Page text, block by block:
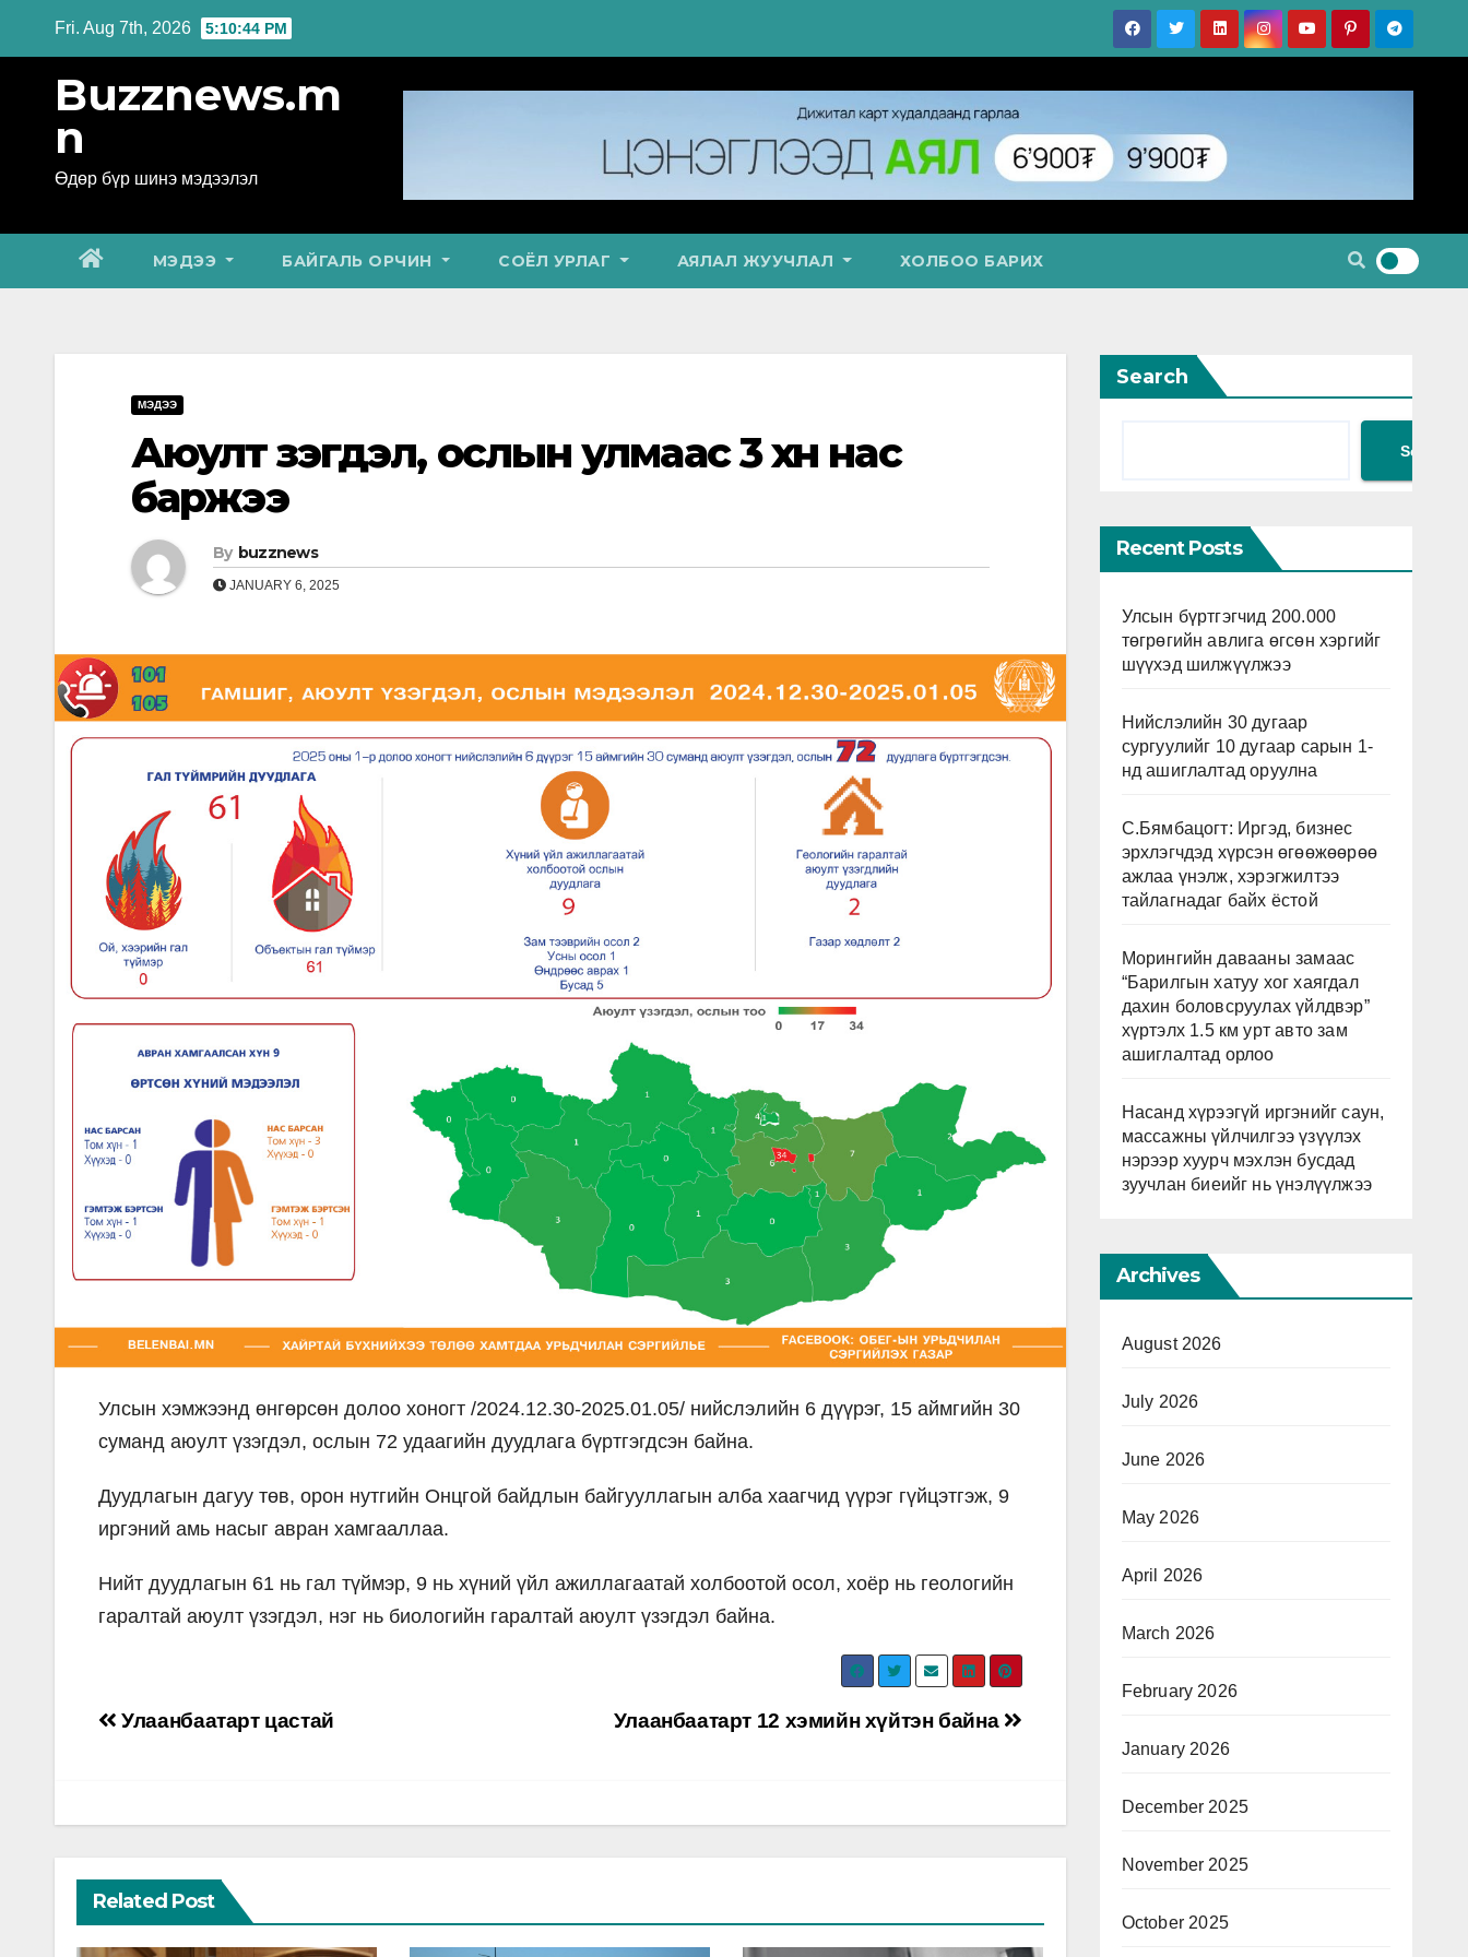
Fri. Aug 7th, 2026 5:10:45 PM
Buzznews.m
n
Өдөр бүр шинэ мэдээлэл
МЭДЭЭ БАЙГАЛЬ ОРЧИН СОЁЛ УРЛАГ АЯЛАЛ ЖУУЧЛАЛ ХОЛБОО БАРИХ
МЭДЭЭ
Аюулт үзэгдэл, ослын улмаас 3 хүн нас
баржээ
By buzznews
JANUARY 6, 2025
Улсын хэмжээнд өнгөрсөн долоо хоногт /2024.12.30-2025.01.05/ нийслэлийн 6 дүүрэг, 15 аймгийн 30
суманд аюулт үзэгдэл, ослын 72 удаагийн дуудлага бүртгэгдсэн байна.
Дуудлагын дагуу төв, орон нутгийн Онцгой байдлын байгууллагын алба хаагчид үүрэг гүйцэтгэж, 9
иргэний амь насыг авран хамгааллаа.
Нийт дуудлагын 61 нь гал түймэр, 9 нь хүний үйл ажиллагаатай холбоотой осол, хоёр нь геологийн
гаралтай аюулт үзэгдэл, нэг нь биологийн гаралтай аюулт үзэгдэл байна.
Post
Улаанбаатарт 12 хэмийн хүйтэн байна
Улаанбаатарт цастай
Related Post
Search
Search
Recent Posts
Улсын бүртгэгчид 200.000
төгрөгийн авлига өгсөн хэргийг
шүүхэд шилжүүлжээ
Нийслэлийн 30 дугаар
сургуулийг 10 дугаар сарын 1-
нд ашиглалтад оруулна
С.Бямбацогт: Иргэд, бизнес
эрхлэгчдэд хүрсэн өгөөжөөрөө
ажлаа үнэлж, хэрэгжилтээ
тайлагнадаг байх ёстой
Морингийн давааны замаас
“Барилгын хатуу хог хаягдал
дахин боловсруулах үйлдвэр”
хүртэлх 1.5 км урт авто зам
ашиглалтад орлоо
Насанд хүрээгүй иргэнийг саун,
массажны үйлчилгээ үзүүлэх
нэрээр хуурч мэхлэн бусдад
зуучлан биеийг нь үнэлүүлжээ
Archives
August 2026
July 2026
June 2026
May 2026
April 2026
March 2026
February 2026
January 2026
December 2025
November 2025
October 2025